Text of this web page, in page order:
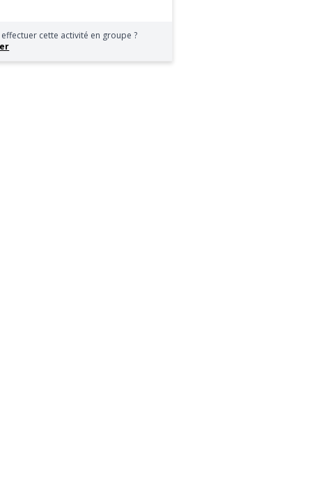
cette activité en groupe ?